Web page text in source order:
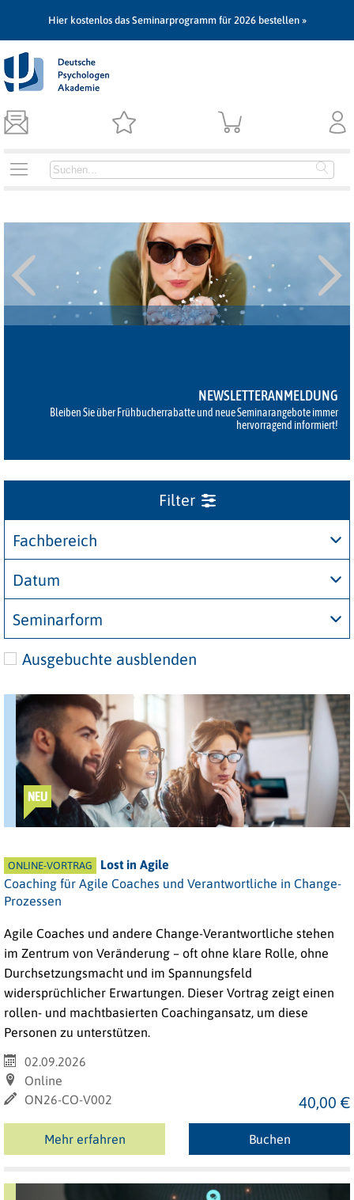
Hier kostenlos das Seminarprogramm für 2026 bestellen »
NEWSLETTERANMELDUNG
Bleiben Sie über Frühbucherrabatte und neue Seminarangebote immer
hervorragend informiert!
Fachbereich
Datum
Seminarform
Ausgebuchte ausblenden
NEU
ONLINE-VORTRAG
Lost in Agile
Coaching für Agile Coaches und Verantwortliche in Change-
Prozessen
Agile Coaches und andere Change-Verantwortliche stehen
im Zentrum von Veränderung – oft ohne klare Rolle, ohne
Durchsetzungsmacht und im Spannungsfeld
widersprüchlicher Erwartungen. Dieser Vortrag zeigt einen
rollen- und machtbasierten Coachingansatz, um diese
Personen zu unterstützen.
02.09.2026
Online
ON26-CO-V002
40,00 €
Mehr erfahren Buchen